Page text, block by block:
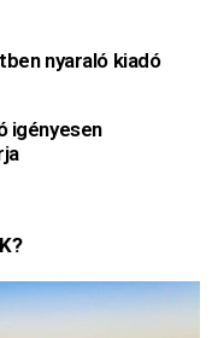
nyaraló kiadó
igényesen